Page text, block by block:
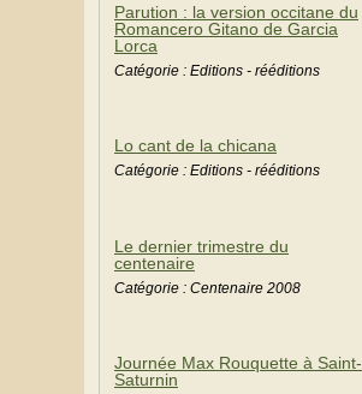
Parution : la version occitane du
Romancero Gitano de Garcia
Lorca
Catégorie : Editions - rééditions
Lo cant de la chicana
Catégorie : Editions - rééditions
Le dernier trimestre du
centenaire
Catégorie : Centenaire 2008
Journée Max Rouquette à Saint-
Saturnin